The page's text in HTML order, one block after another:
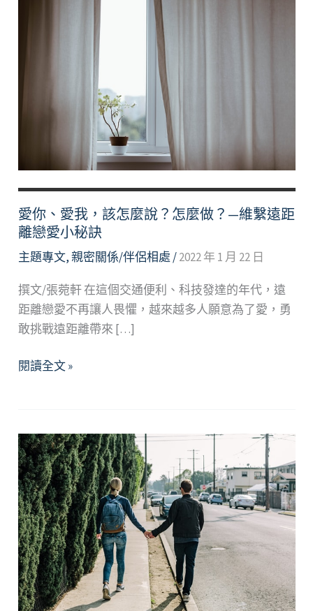
愛你、愛我，該怎麼說？怎麼做？—維繫遠距
離戀愛小秘訣
主題專文,親密關係/伴侶相處/2022 年 1 月 22 日
撰文/張菀軒 在這個交通便利、科技發達的年代，遠
距離戀愛不再讓人畏懼，越來越多人願意為了愛，勇
敢挑戰遠距離帶來 […]
愛
該
怎
麼
說？
怎
麼
做？
—
維
閱讀全文 »